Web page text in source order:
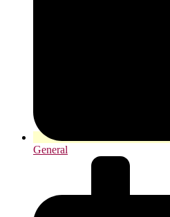
General